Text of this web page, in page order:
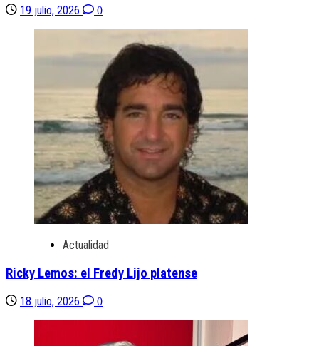
19 julio, 2026 0
Actualidad
Ricky Lemos: el Fredy Lijo platense
18 julio, 2026 0